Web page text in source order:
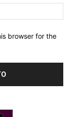
browser for the